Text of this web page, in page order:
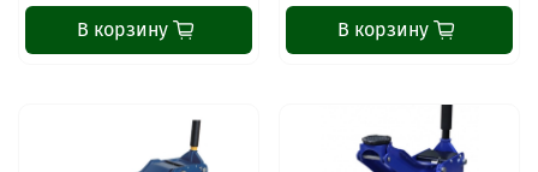
В корзину В корзину